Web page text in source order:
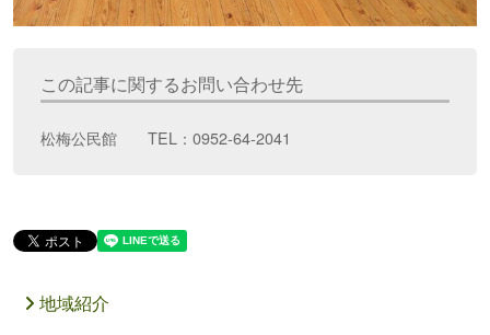
この記事に関するお問い合わせ先
松梅公民館 TEL：0952-64-2041
地域紹介